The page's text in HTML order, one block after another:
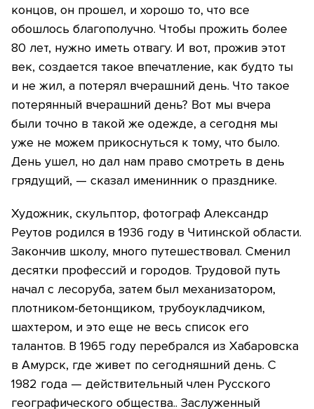
концов, он прошел, и хорошо то, что все
обошлось благополучно. Чтобы прожить более
80 лет, нужно иметь отвагу. И вот, прожив этот
век, создается такое впечатление, как будто ты
и не жил, а потерял вчерашний день. Что такое
потерянный вчерашний день? Вот мы вчера
были точно в такой же одежде, а сегодня мы
уже не можем прикоснуться к тому, что было.
День ушел, но дал нам право смотреть в день
грядущий, — сказал именинник о празднике.
Художник, скульптор, фотограф Александр
Реутов родился в 1936 году в Читинской области.
Закончив школу, много путешествовал. Сменил
десятки профессий и городов. Трудовой путь
начал с лесоруба, затем был механизатором,
плотником-бетонщиком, трубоукладчиком,
шахтером, и это еще не весь список его
талантов. В 1965 году перебрался из Хабаровска
в Амурск, где живет по сегодняшний день. С
1982 года — действительный член Русского
географического общества.. Заслуженный